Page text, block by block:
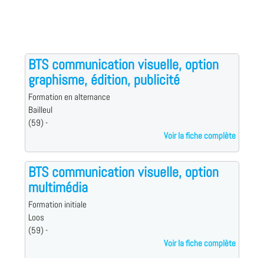
BTS communication visuelle, option
graphisme, édition, publicité
Formation en alternance
Bailleul
(59) -
Voir la fiche complète
BTS communication visuelle, option
multimédia
Formation initiale
Loos
(59) -
Voir la fiche complète